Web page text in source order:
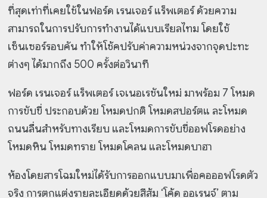
ที่สุดเท่าที่เคยใช้ในฟอร์ด เรนเจอร์ แร็พเตอร์ ด้วยความ
สามารถในการปรับการทํางานได้แบบเรียลไทม โดยใช้
เซ็นเซอร์รอบคัน ทําให้โช้คปรับค่าความหน่วงจากจุดปะทะ
ต่างๆ ได้มากถึง 500 ครั้งต่อวินาที
ฟอร์ด เรนเจอร์ แร็พเตอร์ เจเนอเรชันใหม่ มาพร้อม 7 โหมด
การขับขี่ ประกอบด้วย โหมดปกติ โหมดสปอร์ตแ ละโหมด
ถนนลื่นสำหรับทางเรียบ และโหมดการขับขี่ออฟโรดอย่าง
โหมดหิน โหมดทราย โหมดโคลน และโหมดบาฮา
ห้องโดยสารโฉมใหม่ได้รับการออกแบบมาเพื่อคอออฟโรดตัว
จริง การตกแต่งรายละเอียดด้วยสีส้ม ‘โค้ด ออเรนจ์’ ตาม